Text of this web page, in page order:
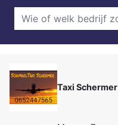
Taxi Schermer